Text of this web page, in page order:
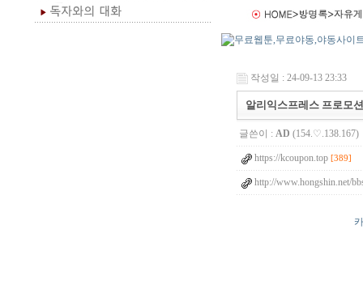
작성일 : 24-09-13 23:33
알리익스프레스 프로모
글쓴이 : AD (154.♡.138.167)
https://kcoupon.top [389]
http://www.hongshin.net/